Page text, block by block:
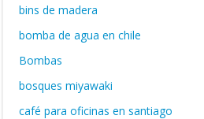
bins de madera
bomba de agua en chile
Bombas
bosques miyawaki
café para oficinas en santiago